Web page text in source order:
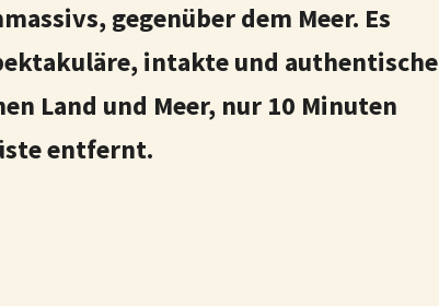
gegenüber dem Meer. Es
intakte und authentische
Land und Meer, nur 10 Minuten
entfernt.